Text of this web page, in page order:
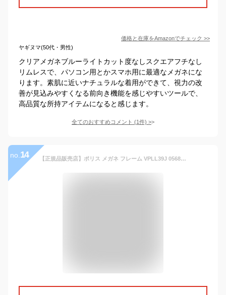
価格と在庫をAmazonでチェック >>
ヤギヌマ(50代・男性)
クリアメガネブルーライトカット度なしスクエアフチなし
リムレスで、パソコン用とかスマホ用に最適なメガネにな
ります。素肌に近いナチュラルな着用ができて、視力の改
善が見込みやすくなる前向き機能を感じやすいツールで、
高品質な所持アイテムになると感じます。
全てのおすすめコメント (1件) >
no. 14 【正規品販売店】ポリス メガネ フレーム VPLL39J 0568 55 POLICE 2023年モデル メンズ スクエア リムレス ツーポイント 縁なし チタニウム 伊達眼鏡 メガネ